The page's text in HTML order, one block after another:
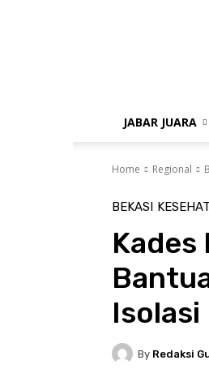
JABAR JUARA
Home Regional
BEKASI
Kades
Isolasi
By Redaksi